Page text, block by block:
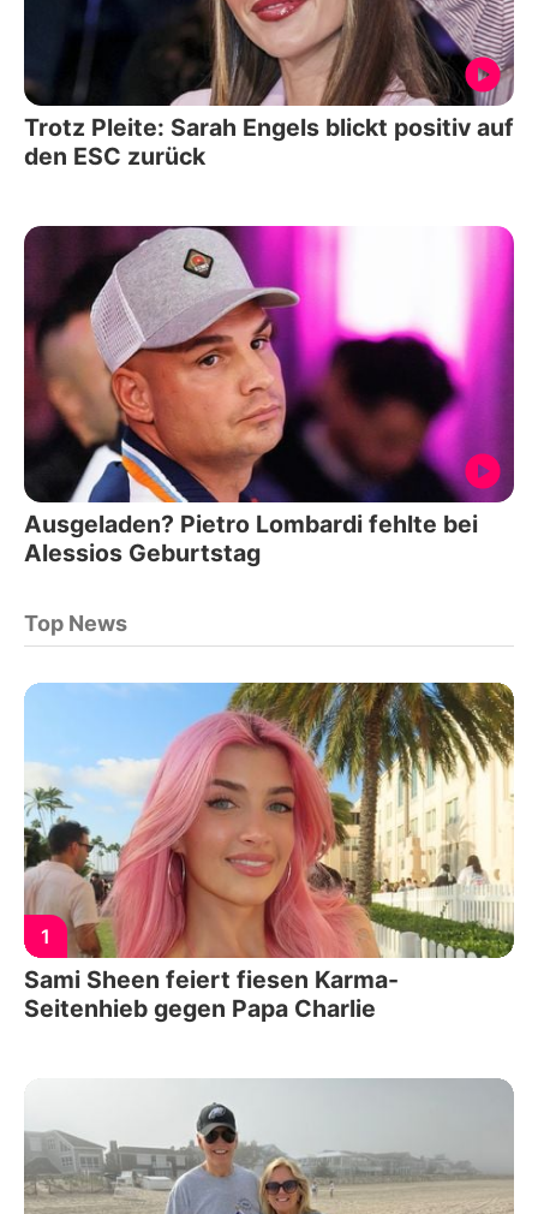
Trotz Pleite: Sarah Engels blickt positiv auf
den ESC zurück
Ausgeladen? Pietro Lombardi fehlte bei
Alessios Geburtstag
Top News
1
Sami Sheen feiert fiesen Karma-
Seitenhieb gegen Papa Charlie